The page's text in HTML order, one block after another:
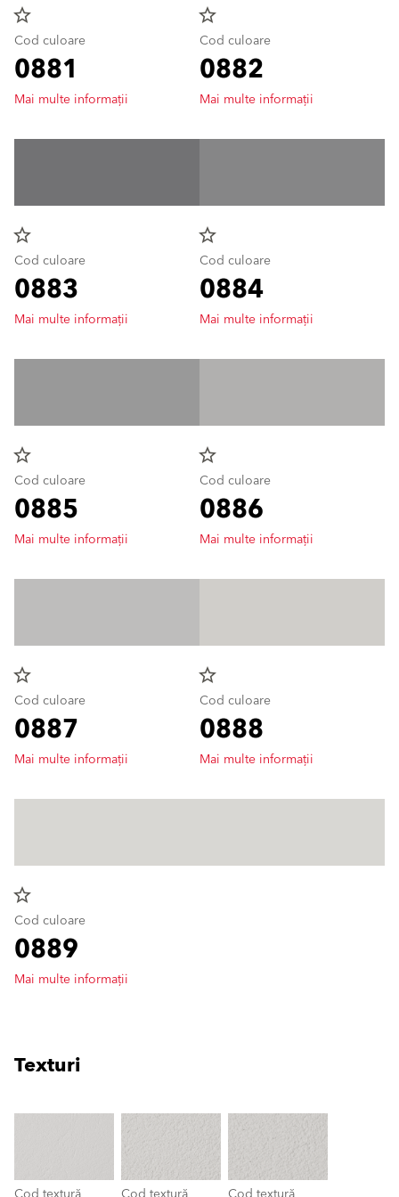
star_border
Cod culoare
0881
Mai multe informații
star_border
Cod culoare
0882
Mai multe informații
star_border
Cod culoare
0883
Mai multe informații
star_border
Cod culoare
0884
Mai multe informații
star_border
Cod culoare
0885
Mai multe informații
star_border
Cod culoare
0886
Mai multe informații
star_border
Cod culoare
0887
Mai multe informații
star_border
Cod culoare
0888
Mai multe informații
star_border
Cod culoare
0889
Mai multe informații
Texturi